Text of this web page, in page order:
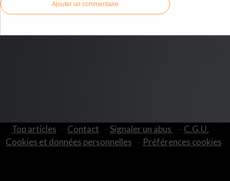
Ajouter un commentaire
Top articles Contact Signaler un abus
C.G.U.
Cookies et données personnelles
Préférences cookies